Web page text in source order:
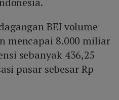
BEI volume
mencapai 8.000 miliar
sebanyak 436,25
pasar sebesar Rp